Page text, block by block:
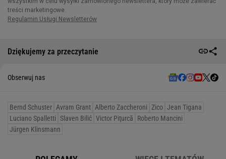
Dziękujemy za przeczytanie
Obserwuj nas
Bernd Schuster Avram Grant Alberto Zaccheroni Zico Jean Tigana
Luciano Spalletti Slaven Bilić Victor Piţurcă
Roberto Mancini
Jürgen Klinsmann